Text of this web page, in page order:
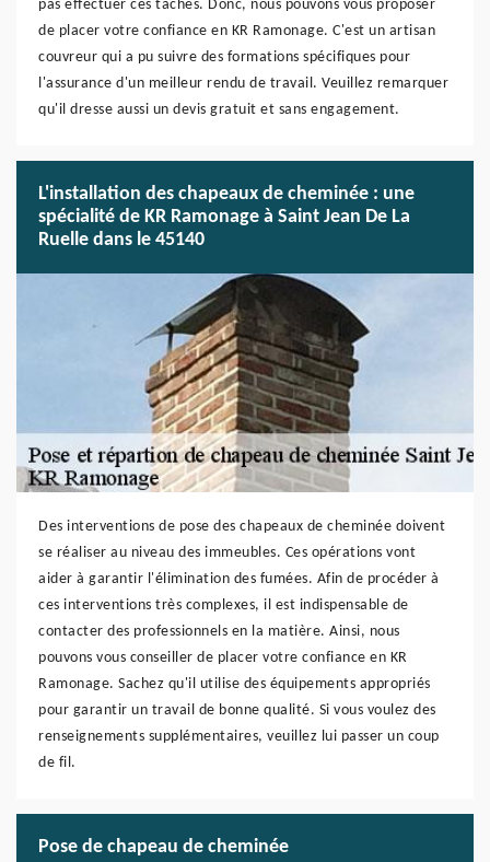
pas effectuer ces tâches. Donc, nous pouvons vous proposer
de placer votre confiance en KR Ramonage. C'est un artisan
couvreur qui a pu suivre des formations spécifiques pour
l'assurance d'un meilleur rendu de travail. Veuillez remarquer
qu'il dresse aussi un devis gratuit et sans engagement.
L'installation des chapeaux de cheminée : une
spécialité de KR Ramonage à Saint Jean De La
Ruelle dans le 45140
Des interventions de pose des chapeaux de cheminée doivent
se réaliser au niveau des immeubles. Ces opérations vont
aider à garantir l'élimination des fumées. Afin de procéder à
ces interventions très complexes, il est indispensable de
contacter des professionnels en la matière. Ainsi, nous
pouvons vous conseiller de placer votre confiance en KR
Ramonage. Sachez qu'il utilise des équipements appropriés
pour garantir un travail de bonne qualité. Si vous voulez des
renseignements supplémentaires, veuillez lui passer un coup
de fil.
Pose de chapeau de cheminée